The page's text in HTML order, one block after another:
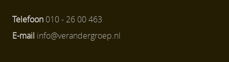
Telefoon 010 - 26 00 463
E-mail info@verandergroep.nl